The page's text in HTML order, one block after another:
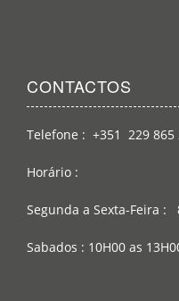
CONTACTOS
Telefone : +351 229
Horário :
Segunda a Sexta-Feira
Sabados : 10H00 as